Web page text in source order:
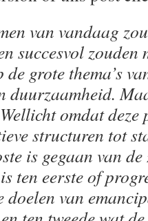
van vandaag
succesvol
grote thema’s
duurzaamheid.
omdat
structuren tot
is gegaan van
ten eerste of
doelen van